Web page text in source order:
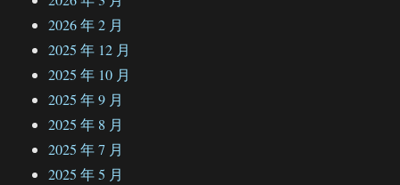
2026 年 2 月
2025 年 12 月
2025 年 10 月
2025 年 9 月
2025 年 8 月
2025 年 7 月
2025 年 5 月